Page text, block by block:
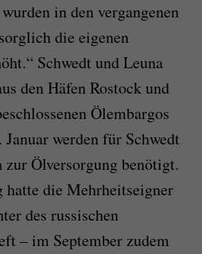
in den vergangenen
die eigenen
Schwedt und Leuna
den Häfen Rostock und
Ölembargos
Januar werden für Schwedt
Ölversorgung benötigt.
hatte die Mehrheitseigner
des russischen
– im September zudem